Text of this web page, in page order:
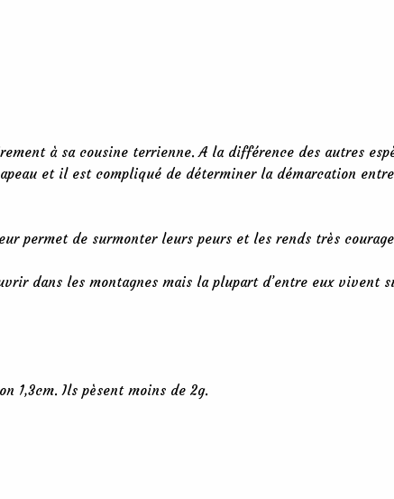
à sa cousine terrienne. A la différence des autres
et il est compliqué de déterminer la démarcation
permet de surmonter leurs peurs et les rends très
dans les montagnes mais la plupart d’entre eux vivent
1,3cm. Ils pèsent moins de 2g.